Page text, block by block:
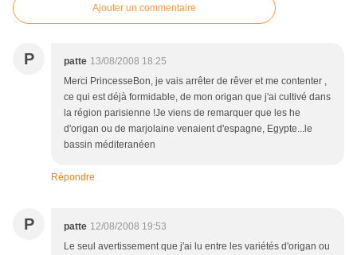
Ajouter un commentaire
P patte 13/08/2008 18:25
Merci PrincesseBon, je vais arrêter de rêver et me contenter ,
ce qui est déjà formidable, de mon origan que j'ai cultivé dans
la région parisienne !Je viens de remarquer que les he
d'origan ou de marjolaine venaient d'espagne, Egypte...le
bassin méditeranéen
Répondre
P patte 12/08/2008 19:53
Le seul avertissement que j'ai lu entre les variétés d'origan ou